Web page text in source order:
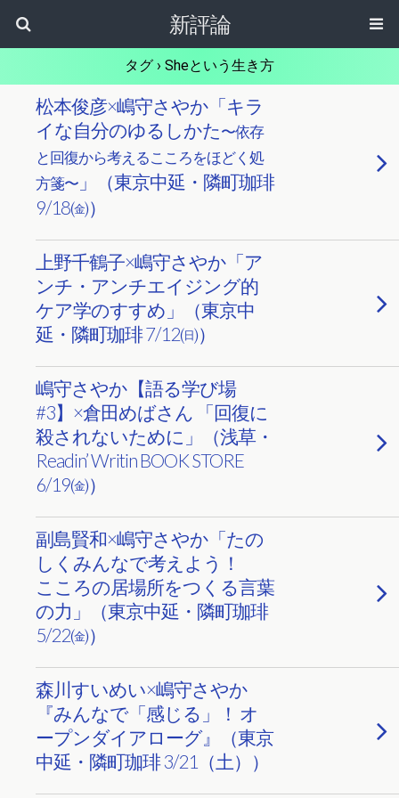
新評論
タグ › Sheという生き方
松本俊彦×嶋守さやか「キラ
イな自分のゆるしかた〜依存
と回復から考えるこころをほどく処
方箋〜 」（東京中延・隣町珈琲
9/18㈮）
上野千鶴子×嶋守さやか「ア
ンチ・アンチエイジング的
ケア学のすすめ」（東京中
延・隣町珈琲 7/12㈰）
嶋守さやか【語る学び場
#3】×倉田めばさん 「回復に
殺されないために」（浅草・
Readin’ Writin BOOK STORE
6/19㈮）
副島賢和×嶋守さやか「たの
しくみんなで考えよう！
こころの居場所をつくる言葉
の力」（東京中延・隣町珈琲
5/22㈮）
森川すいめい×嶋守さやか
『みんなで「感じる」！ オ
ープンダイアローグ』（東京
中延・隣町珈琲 3/21（土））